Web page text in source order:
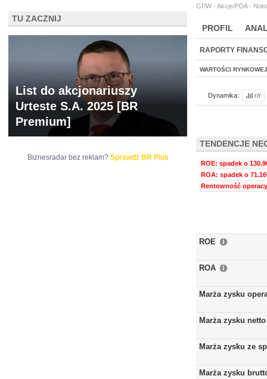
GPW - Akcje/PDA -
PROFIL
BR LAB
RAPORTY
WARTOŚCI RYNKOWEJ
Dynamika: r/r
TENDENCJE
ROE: spadek o
ROA: spadek o
Rentowność
ROE
ROA
Marża zysku
Marża zysku netto
Marża zysku ze
Marża zysku
TU ZACZNIJ
List do akcjonariuszy
Urteste S.A. 2025 [BR
Premium]
Biznesradar bez reklam? Sprawdź BR Plus